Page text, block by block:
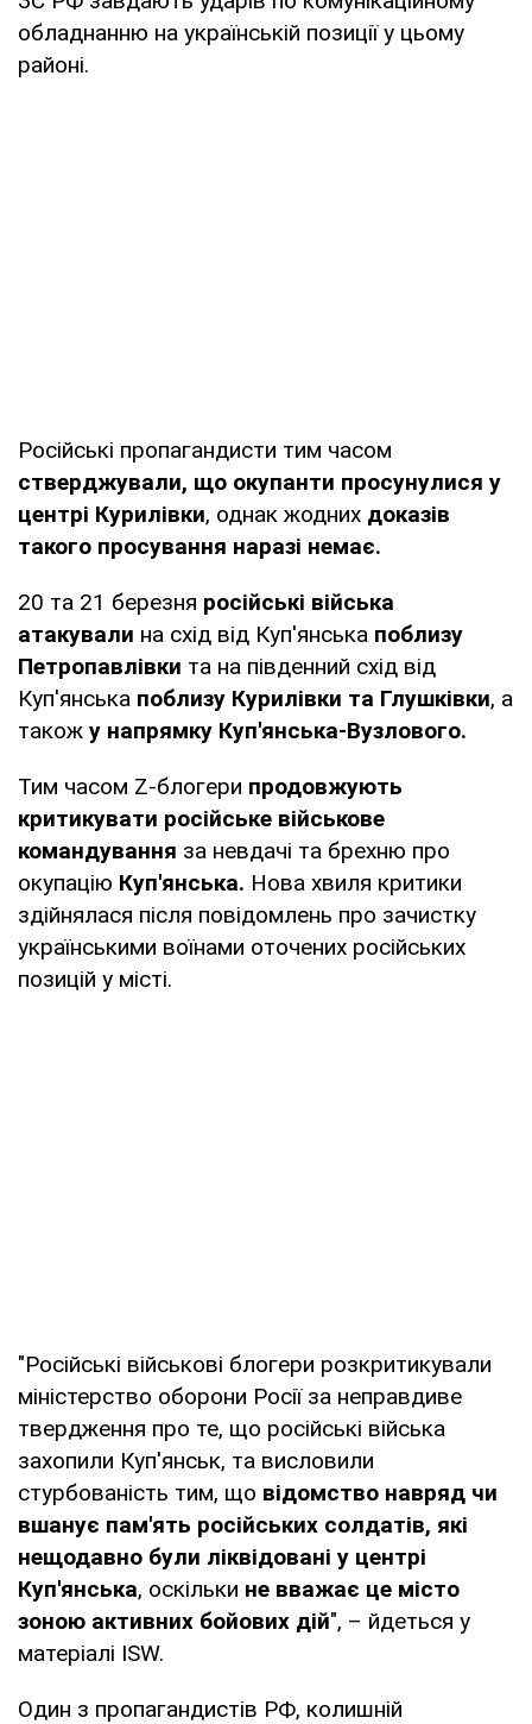
обладнанню на українській позиції у цьому
районі.
Російські пропагандисти тим часом
стверджували, що окупанти просунулися у
центрі Курилівки, однак жодних доказів
такого просування наразі немає.
20 та 21 березня російські війська
атакували на схід від Куп'янська поблизу
Петропавлівки та на південний схід від
Куп'янська поблизу Курилівки та Глушківки, а
також у напрямку Куп'янська-Вузлового.
Тим часом Z-блогери продовжують
критикувати російське військове
командування за невдачі та брехню про
окупацію Куп'янська. Нова хвиля критики
здійнялася після повідомлень про зачистку
українськими воїнами оточених російських
позицій у місті.
"Російські військові блогери розкритикували
міністерство оборони Росії за неправдиве
твердження про те, що російські війська
захопили Куп'янськ, та висловили
стурбованість тим, що відомство навряд чи
вшанує пам'ять російських солдатів, які
нещодавно були ліквідовані у центрі
Куп'янська, оскільки не вважає це місто
зоною активних бойових дій", – йдеться у
матеріалі ISW.
Один з пропагандистів РФ, колишній